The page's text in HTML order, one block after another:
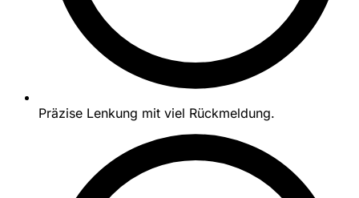
Präzise Lenkung mit viel Rückmeldung.